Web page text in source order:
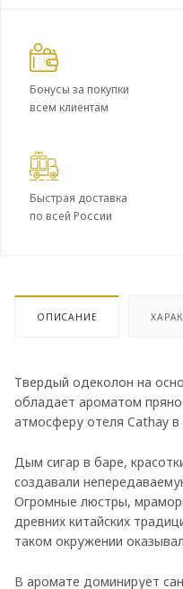
Бонусы за покупки
всем клиентам
Быстрая доставка
по всей России
ОПИСАНИЕ
Твердый одеколон на
обладает ароматом
атмосферу отеля Cathay
Дым сигар в баре,
создавали
Огромные люстры,
древних китайских
таком окружении
В аромате доминирует